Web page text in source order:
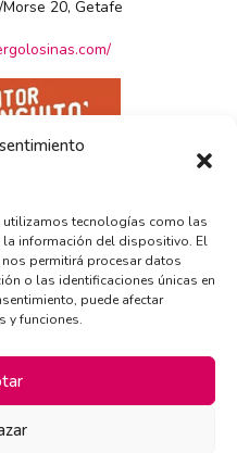
utilizamos tecnologías como las
la información del dispositivo. El
permitirá procesar datos
o las identificaciones únicas en
puede afectar
y funciones.
20, Getafe